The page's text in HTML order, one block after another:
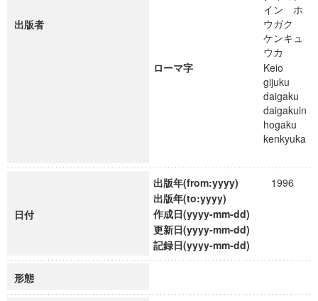
出版者
イン ホ
ウガク
ケンキュ
ウカ
ローマ字
Keio
gijuku
daigaku
daigakuin
hogaku
kenkyuka
日付
出版年(from:yyyy)
1996
出版年(to:yyyy)
作成日(yyyy-mm-dd)
更新日(yyyy-mm-dd)
記録日(yyyy-mm-dd)
形態